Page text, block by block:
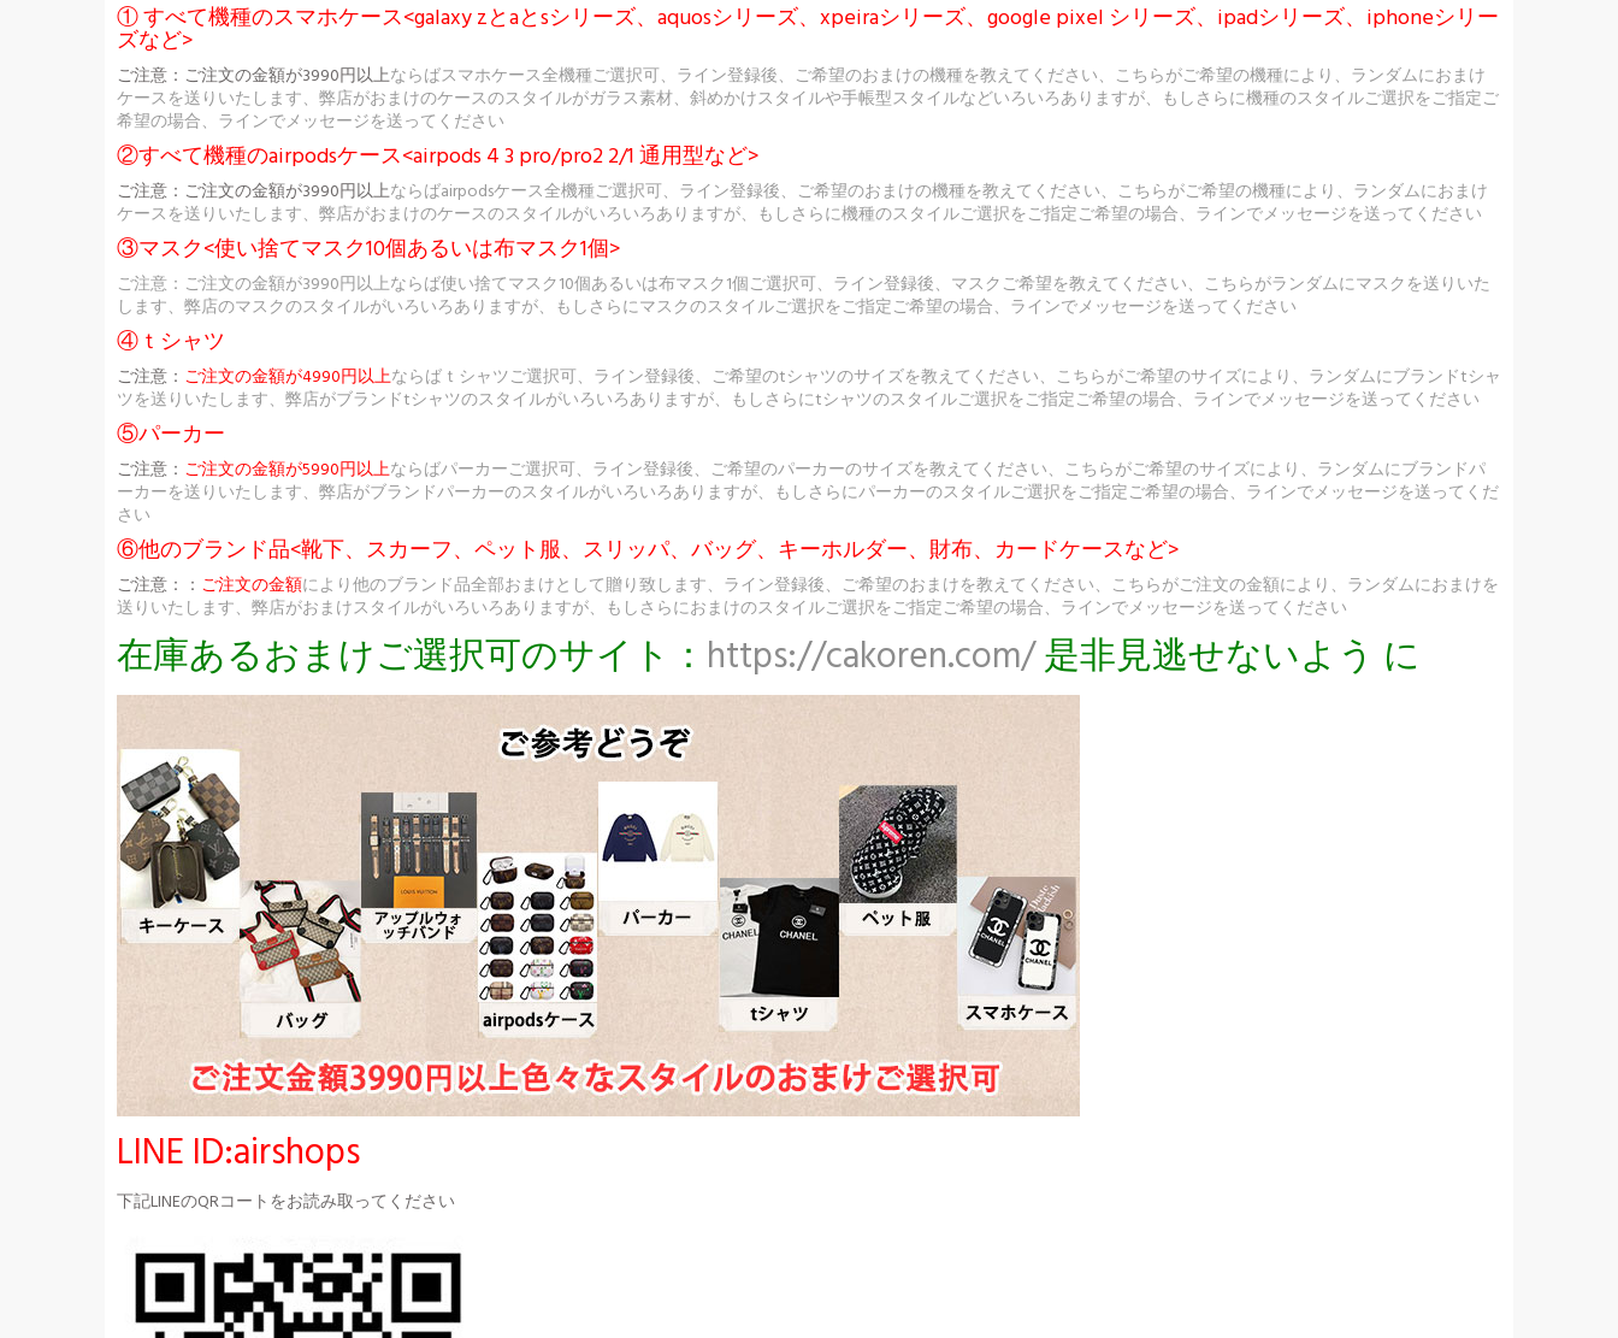
① すべて機種のスマホケース<galaxy zとaとsシリーズ、aquosシリーズ、xpeiraシリーズ、google pixel シリーズ、ipadシリーズ、iphoneシリー
ズなど>
ご注意： ご注文の金額が3990円以上ならばスマホケース全機種ご選択可、ライン登録後、ご希望のおまけの機種を教えてください、こちらがご希望の機種により、ランダムにおまけ
ケースを送りいたします、弊店がおまけのケースのスタイルがガラス素材、斜めかけスタイルや手帳型スタイルなどいろいろありますが、もしさらに機種のスタイルご選択をご指定ご
希望の場合、ラインでメッセージを送ってください
②すべて機種のairpodsケース<airpods 4 3 pro/pro2 2/1 通用型など>
ご注意： ご注文の金額が3990円以上ならばairpodsケース全機種ご選択可、ライン登録後、ご希望のおまけの機種を教えてください、こちらがご希望の機種により、ランダムにおまけ
ケースを送りいたします、弊店がおまけのケースのスタイルがいろいろありますが、もしさらに機種のスタイルご選択をご指定ご希望の場合、ラインでメッセージを送ってください
③マスク<使い捨てマスク10個あるいは布マスク1個>
ご注意：ご注文の金額が3990円以上ならば使い捨てマスク10個あるいは布マスク1個ご選択可、ライン登録後、マスクご希望を教えてください、こちらがランダムにマスクを送りいた
します、弊店のマスクのスタイルがいろいろありますが、もしさらにマスクのスタイルご選択をご指定ご希望の場合、ラインでメッセージを送ってください
④ｔシャツ
ご注意： ご注文の金額が4990円以上ならばｔシャツご選択可、ライン登録後、ご希望のtシャツのサイズを教えてください、こちらがご希望のサイズにより、ランダムにブランドtシャ
ツを送りいたします、弊店がブランドtシャツのスタイルがいろいろありますが、もしさらにtシャツのスタイルご選択をご指定ご希望の場合、ラインでメッセージを送ってください
⑤パーカー
ご注意： ご注文の金額が5990円以上ならばパーカーご選択可、ライン登録後、ご希望のパーカーのサイズを教えてください、こちらがご希望のサイズにより、ランダムにブランドパ
ーカーを送りいたします、弊店がブランドパーカーのスタイルがいろいろありますが、もしさらにパーカーのスタイルご選択をご指定ご希望の場合、ラインでメッセージを送ってくだ
さい
⑥他のブランド品<靴下、スカーフ、ペット服、スリッパ、バッグ、キーホルダー、財布、カードケースなど>
ご注意：： ご注文の金額により他のブランド品全部おまけとして贈り致します、ライン登録後、ご希望のおまけを教えてください、こちらがご注文の金額により、ランダムにおまけを
送りいたします、弊店がおまけスタイルがいろいろありますが、もしさらにおまけのスタイルご選択をご指定ご希望の場合、ラインでメッセージを送ってください
在庫あるおまけご選択可のサイト： https://cakoren.com/是非見逃せないよう に
LINE ID:airshops
下記LINEのQRコートをお読み取ってください